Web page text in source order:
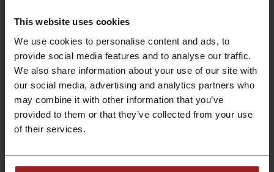
This website uses cookies
We use cookies to personalise content and ads, to
provide social media features and to analyse our traffic.
We also share information about your use of our site with
our social media, advertising and analytics partners who
may combine it with other information that you’ve
provided to them or that they’ve collected from your use
of their services.
Katso tarjous
Voimassa asti: Käynnissä
1,90 €
Puhelimen suojakuoret ja panssarilasit alk.
1,90 eur
Tutustu Korhonen.comin puheintarvikkeisiin ja
bongaa omat suosikkisi. Tuotteita nyt alk. 1,90
Katso tarjous